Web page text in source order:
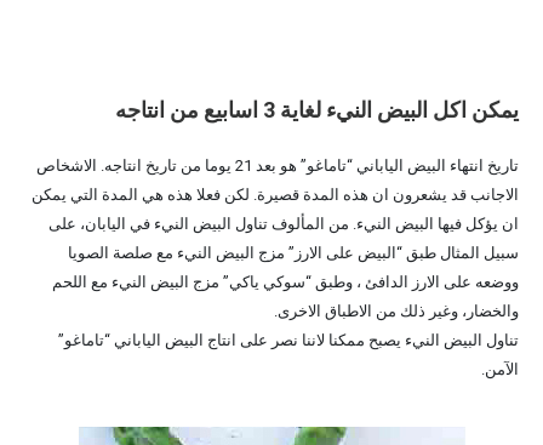
يمكن اكل البيض النيء لغاية 3 اسابيع من انتاجه
تاريخ انتهاء البيض الياباني “تاماغو” هو بعد 21 يوما من تاريخ انتاجه. الاشخاص
الاجانب قد يشعرون ان هذه المدة قصيرة. لكن فعلا هذه هي المدة التي يمكن
ان يؤكل فيها البيض النيء. من المألوف تناول البيض النيء في اليابان، على
سبيل المثال طبق “البيض على الارز” مزج البيض النيء مع صلصة الصويا
ووضعه على الارز الدافئ ، وطبق “سوكي ياكي” مزج البيض النيء مع اللحم
والخضار، وغير ذلك من الاطباق الاخرى.
تناول البيض النيء يصبح ممكنا لاننا نصر على انتاج البيض الياباني “تاماغو”
الآمن.